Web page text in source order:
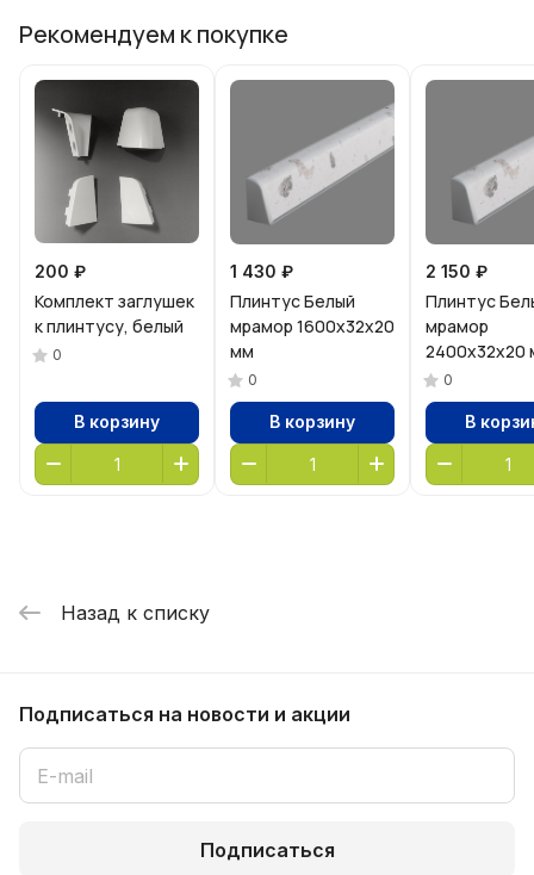
Рекомендуем к покупке
200 ₽
Комплект заглушек
к плинтусу, белый
0
В корзину
1 430 ₽
Плинтус Белый
мрамор 1600х32х20
мм
0
В корзину
2 150 ₽
Плинтус
мрамор
2400х32х20
0
В
Назад к списку
Подписаться на новости и акции
Подписаться